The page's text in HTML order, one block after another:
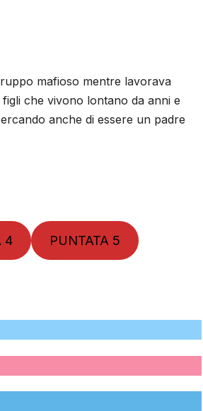
mafioso mentre lavorava
che vivono lontano da anni e
anche di essere un padre
4 PUNTATA 5